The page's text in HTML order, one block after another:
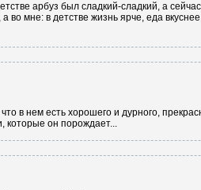
арбуз был сладкий-сладкий, а
во мне: в детстве жизнь ярче, еда
в нем есть хорошего и дурного,
которые он порождает...